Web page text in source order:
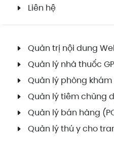
Liên hệ
Quản trị nội dung
Quản lý nhà thuốc
Quản lý phòng khám
Quản lý tiêm chủng
Quản lý bán hàng
Quản lý thú y cho